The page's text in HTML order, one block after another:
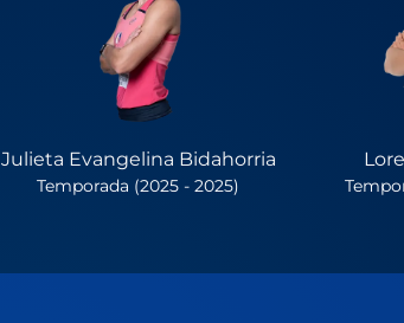
Julieta Evangelina Bidahorria
Temporada (2025 - 2025)